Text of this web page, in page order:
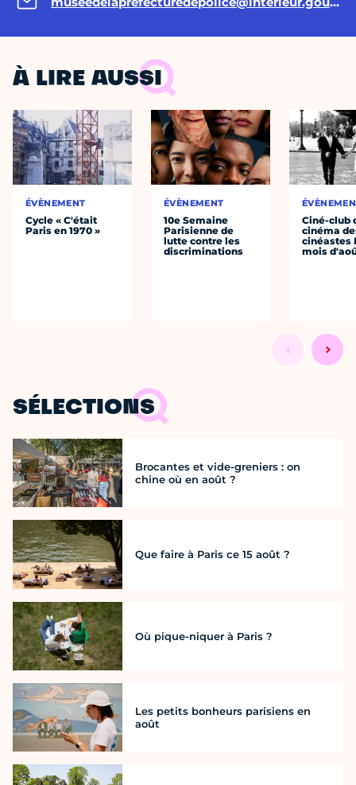
À LIRE AUSSI
ÉVÈNEMENT
Cycle « C'était
Paris en 1970 »
ÉVÈNEMENT
10e Semaine
Parisienne de
lutte contre les
discriminations
Ciné-club
cinéma
cinéastes
mois
SÉLECTIONS
Brocantes et vide-greniers : on
chine où en août ?
Que faire à Paris ce 15 août ?
Où pique-niquer à Paris ?
Les petits bonheurs parisiens en
août